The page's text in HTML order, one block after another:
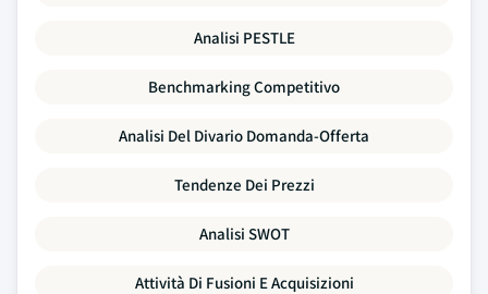
Analisi PESTLE
Benchmarking Competitivo
Analisi Del Divario Domanda-Offerta
Tendenze Dei Prezzi
Analisi SWOT
Attività Di Fusioni E Acquisizioni